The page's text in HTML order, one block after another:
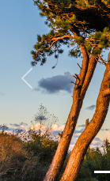
Zurück